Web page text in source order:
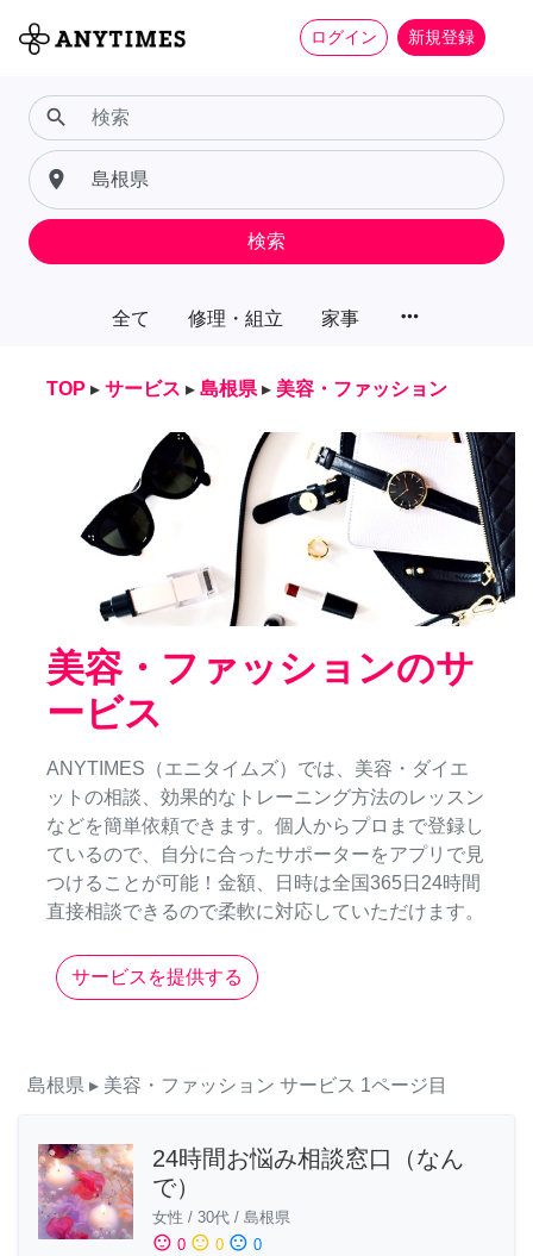
ログイン 新規登録
全て 修理・組立 家事 more_horiz
search
place
検索
TOP ▸ サービス ▸ 島根県 ▸ 美容・ファッション
美容・ファッションのサ
ービス
ANYTIMES（エニタイムズ）では、美容・ダイエ
ットの相談、効果的なトレーニング方法のレッスン
などを簡単依頼できます。個人からプロまで登録し
ているので、自分に合ったサポーターをアプリで見
つけることが可能！金額、日時は全国365日24時間
直接相談できるので柔軟に対応していただけます。
サービスを提供する
島根県 ▸ 美容・ファッション サービス 1ページ目
24時間お悩み相談窓口（なん
で）
女性 / 30代 / 島根県
sentiment_satisfied 0 sentiment_neutral 0 sentiment_dissatisfied 0